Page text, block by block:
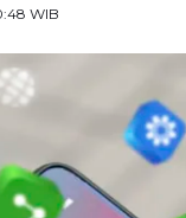
WIB